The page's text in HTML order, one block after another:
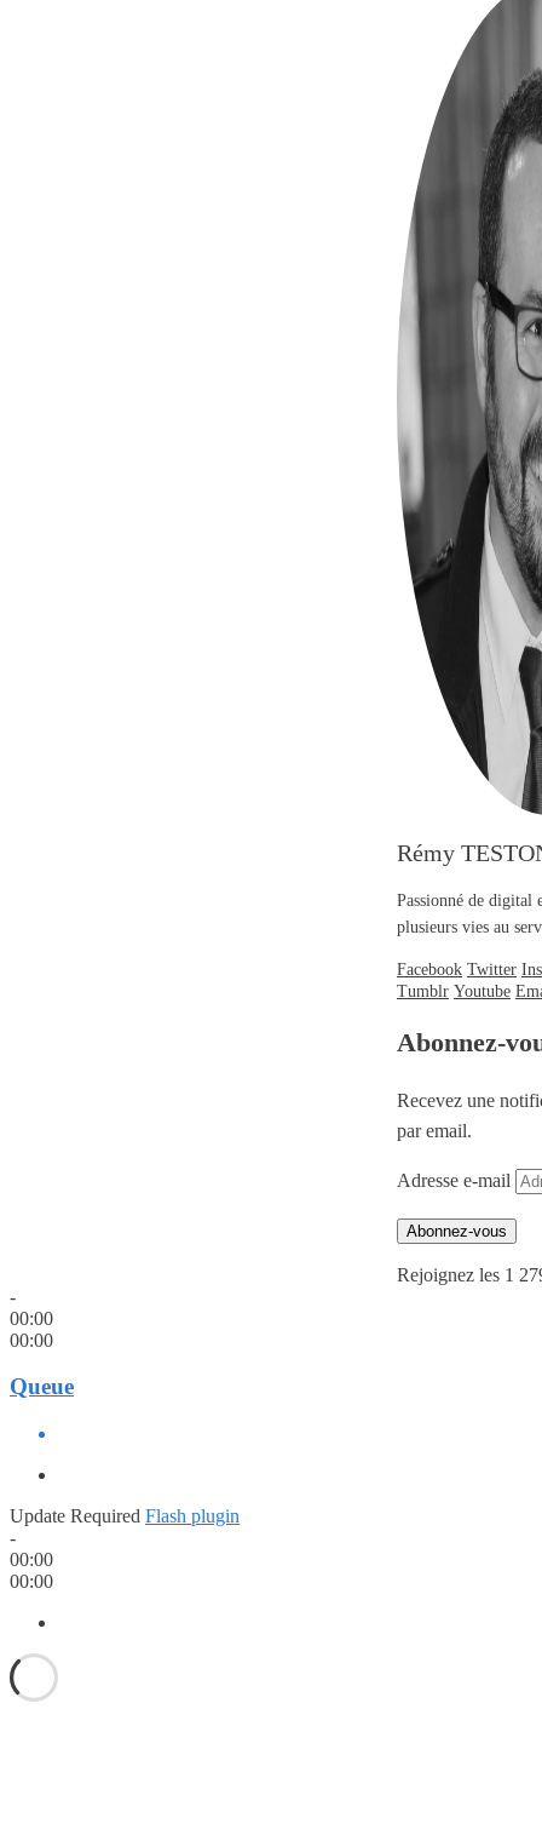
Rémy
Passionné de digital
plusieurs vies au
Facebook Twitter
Tumblr Youtube
Abonnez-
Recevez une
par email.
Adresse e-mail
Abonnez-vous
Rejoignez les 1
-
00:00
00:00
Queue
Update Required Flash plugin
-
00:00
00:00